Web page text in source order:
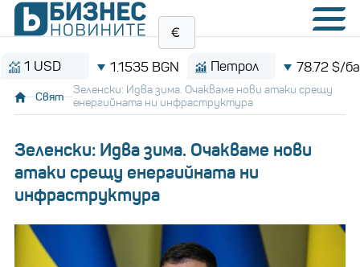
1.1535 BGN Петрол 78.72 $/барел
Свят
Зеленски: Идва зима. Очакваме нови атаки срещу
енергийната ни инфраструктура
Зеленски: Идва зима. Очакваме нови
атаки срещу енергийната ни
инфраструктура